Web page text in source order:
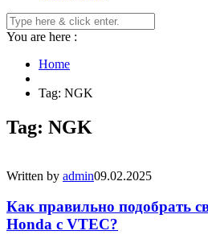
You are here :
Home
Tag: NGK
Tag: NGK
Written by admin09.02.2025
Как правильно подобрать
Honda с VTEC?